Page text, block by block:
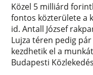
Közel 5 milliárd
fontos közterülete a
id. Antall József
Lujza téren pedig
kezdhetik el a
Budapesti